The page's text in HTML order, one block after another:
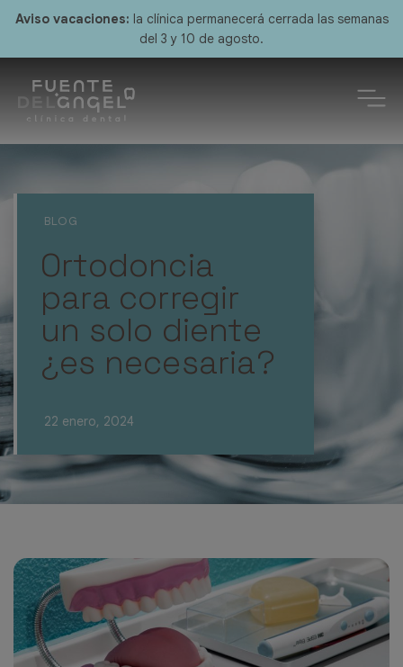
Aviso vacaciones: la clínica permanecerá cerrada las semanas
del 3 y 10 de agosto.
Ortodoncia
para corregir
un solo diente
¿es necesaria?
22 enero, 2024